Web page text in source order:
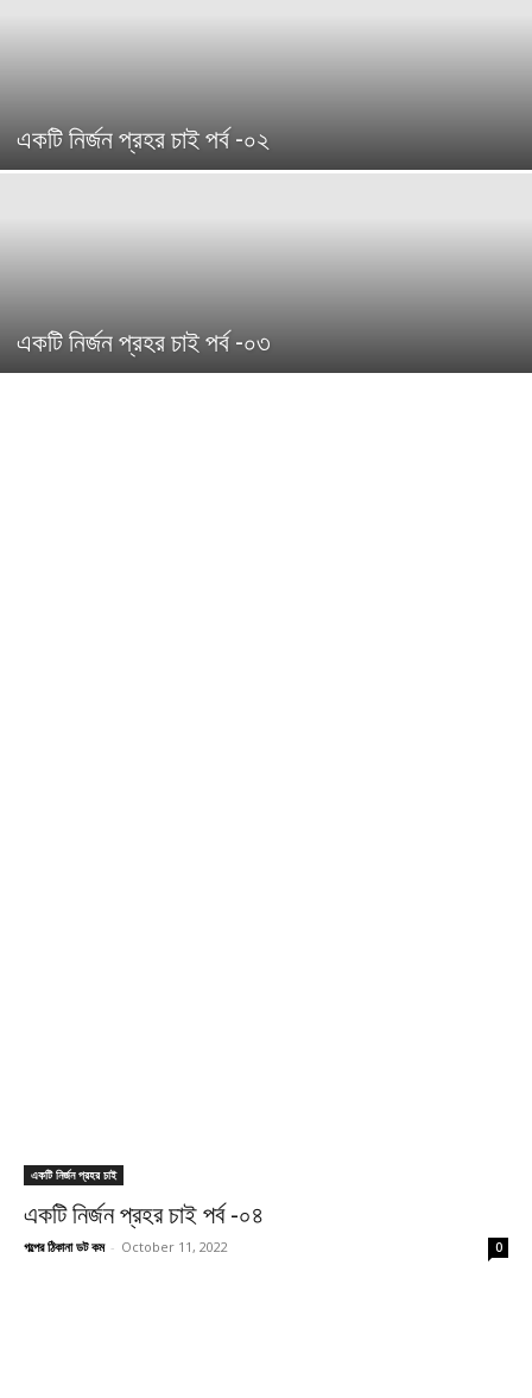
একটি নির্জন প্রহর চাই পর্ব -০২
একটি নির্জন প্রহর চাই পর্ব -০৩
একটি নির্জন প্রহর চাই
একটি নির্জন প্রহর চাই পর্ব -০৪
গল্পের ঠিকানা ডট কম - October 11, 2022 0